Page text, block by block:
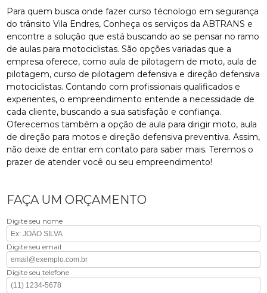
Para quem busca onde fazer curso técnologo em segurança
do trânsito Vila Endres, Conheça os serviços da ABTRANS e
encontre a solução que está buscando ao se pensar no ramo
de aulas para motociclistas. São opções variadas que a
empresa oferece, como aula de pilotagem de moto, aula de
pilotagem, curso de pilotagem defensiva e direção defensiva
motociclistas. Contando com profissionais qualificados e
experientes, o empreendimento entende a necessidade de
cada cliente, buscando a sua satisfação e confiança.
Oferecemos também a opção de aula para dirigir moto, aula
de direção para motos e direção defensiva preventiva. Assim,
não deixe de entrar em contato para saber mais. Teremos o
prazer de atender você ou seu empreendimento!
FAÇA UM ORÇAMENTO
Digite seu nome
Digite seu email
Digite seu telefone